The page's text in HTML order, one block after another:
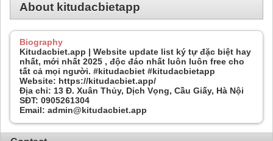
About kitudacbietapp
Biography
Kitudacbiet.app | Website update list ký tự đặc biệt hay
nhất, mới nhất 2025 , độc đáo nhất luôn luôn free cho
tất cả mọi người. #kitudacbiet #kitudacbietapp
Website: https://kitudacbiet.app/
Địa chỉ: 13 Đ. Xuân Thủy, Dịch Vọng, Cầu Giấy, Hà Nội
SĐT: 0905261304
Email: admin@kitudacbiet.app